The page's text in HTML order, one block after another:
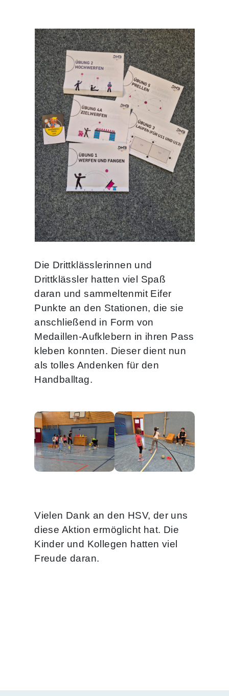
Die Drittklässlerinnen und
Drittklässler hatten viel Spaß
daran und sammeltenmit Eifer
Punkte an den Stationen, die sie
anschließend in Form von
Medaillen-Aufklebern in ihren Pass
kleben konnten. Dieser dient nun
als tolles Andenken für den
Handballtag.
Vielen Dank an den HSV, der uns
diese Aktion ermöglicht hat. Die
Kinder und Kollegen hatten viel
Freude daran.